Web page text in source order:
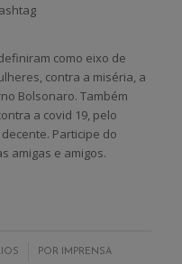
como eixo de
contra a miséria, a
Bolsonaro. Também
a covid 19, pelo
Participe do
amigas e amigos.
POR IMPRENSA